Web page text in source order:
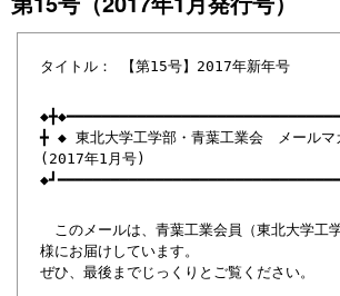
タイトル： 【第15号】2017年新年号
╋ ◆ 東北大学工学部・青葉工業会 メールマ
(2017年1月号)
このメールは、青葉工業会員（東北大学工
様にお届けしています。
ぜひ、最後までじっくりとご覧ください。